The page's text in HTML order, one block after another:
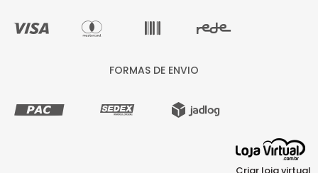
FORMAS DE ENVIO